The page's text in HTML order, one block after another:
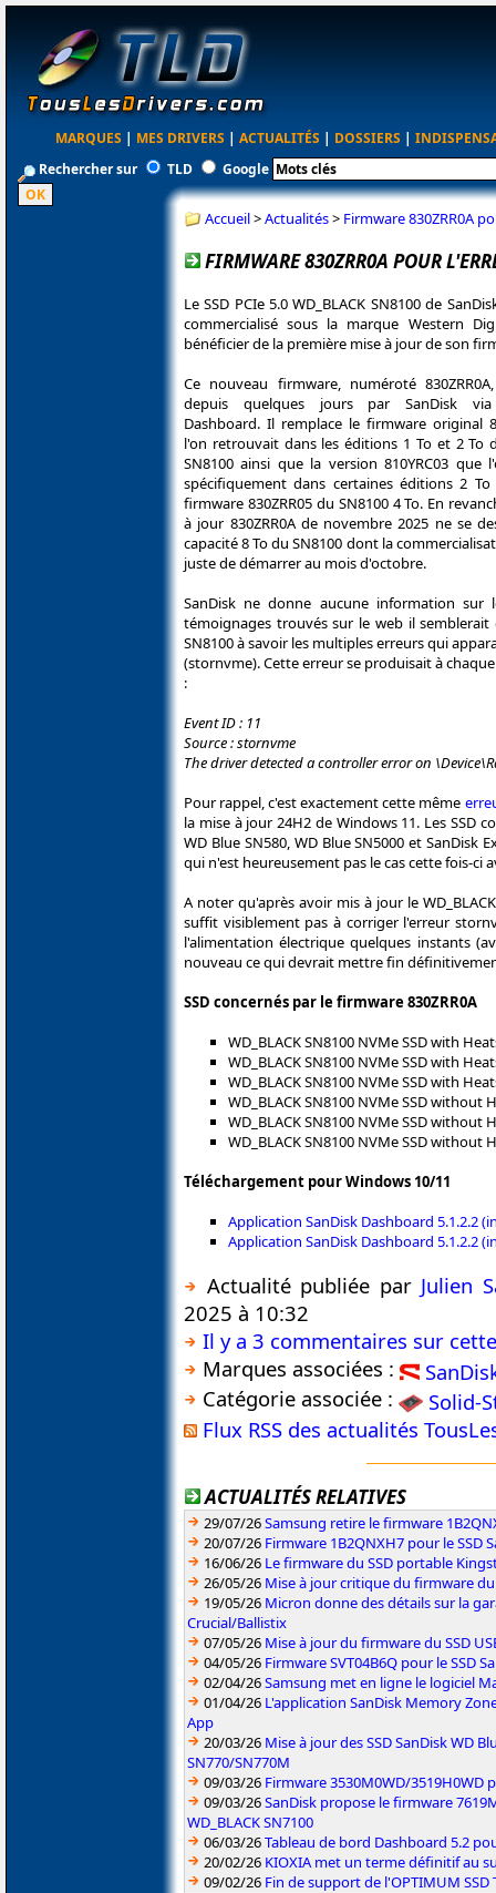
MARQUES | MES DRIVERS | ACTUALITÉS | DOSSIERS |
Rechercher sur
TLD Google
Accueil>Actualités> Firmware 830ZRR0A
FIRMWARE 830ZRR0A POUR
Le SSD PCIe 5.0 WD_BLACK SN8100 de
commercialisé sous la marque Western
bénéficier de la première mise à jour de son
Ce nouveau firmware, numéroté
depuis quelques jours par SanDisk via
Dashboard. Il remplace le firmware original
l'on retrouvait dans les éditions 1 To et 2 To
SN8100 ainsi que la version 810YRC03 que
spécifiquement dans certaines éditions 2
firmware 830ZRR05 du SN8100 4 To. En
à jour 830ZRR0A de novembre 2025 ne se
capacité 8 To du SN8100 dont la
juste de démarrer au mois d'octobre.
SanDisk ne donne aucune information sur
témoignages trouvés sur le web il
SN8100 à savoir les multiples erreurs qui
(stornvme). Cette erreur se produisait à
:
Event ID : 11
Source : stornvme
The driver detected a controller error on
Pour rappel, c'est exactement cette même
la mise à jour 24H2 de Windows 11. Les SSD
WD Blue SN580, WD Blue SN5000 et
qui n'est heureusement pas le cas cette fois-ci
A noter qu'après avoir mis à jour le
suffit visiblement pas à corriger l'erreur
l'alimentation électrique quelques instants
nouveau ce qui devrait mettre fin
SSD concernés par le firmware 830ZRR0A
WD_BLACK SN8100 NVMe SSD with
WD_BLACK SN8100 NVMe SSD with
WD_BLACK SN8100 NVMe SSD with
WD_BLACK SN8100 NVMe SSD without
WD_BLACK SN8100 NVMe SSD without
WD_BLACK SN8100 NVMe SSD without
Téléchargement pour Windows 10/11
Application SanDisk Dashboard 5.1.2.2
Application SanDisk Dashboard 5.1.2.2
Actualité publiée par Julien
2025 à 10:32
Il y a 3 commentaires sur
Marques associées :
Catégorie associée :
Solid-
Flux RSS des actualités
ACTUALITÉS RELATIVES
29/07/26Samsung retire le firmware
20/07/26 Firmware 1B2QNXH7 pour le SSD
16/06/26 Le firmware du SSD portable
26/05/26 Mise à jour critique du firmware du
19/05/26 Micron donne des détails sur la
Crucial/Ballistix
07/05/26 Mise à jour du firmware du SSD
04/05/26 Firmware SVT04B6Q pour le SSD
02/04/26Samsung met en ligne le logiciel
01/04/26 L'application SanDisk Memory
App
20/03/26 Mise à jour des SSD SanDisk WD
SN770/SN770M
09/03/26 Firmware 3530M0WD/3519H0WD
09/03/26SanDisk propose le firmware
WD_BLACK SN7100
06/03/26Tableau de bord Dashboard 5.2
20/02/26 KIOXIA met un terme définitif au
09/02/26 Fin de support de l'OPTIMUM SSD